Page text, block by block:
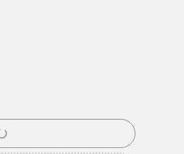
tilmelde dig som medlem